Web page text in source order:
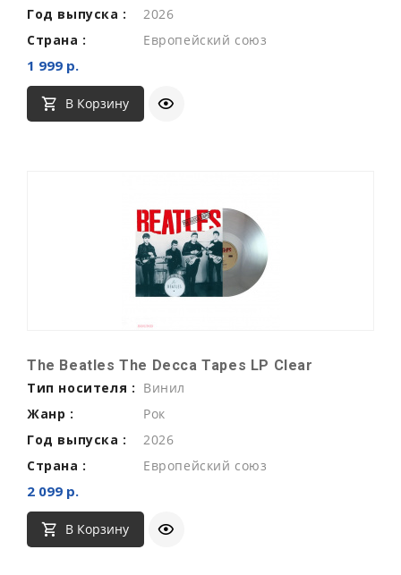
Год выпуска :
2026
Страна :
Европейский союз
1 999 р.
В Корзину
The Beatles The Decca Tapes LP Clear
Тип носителя : Винил
Жанр :
Рок
Год выпуска :
2026
Страна :
Европейский союз
2 099 р.
В Корзину